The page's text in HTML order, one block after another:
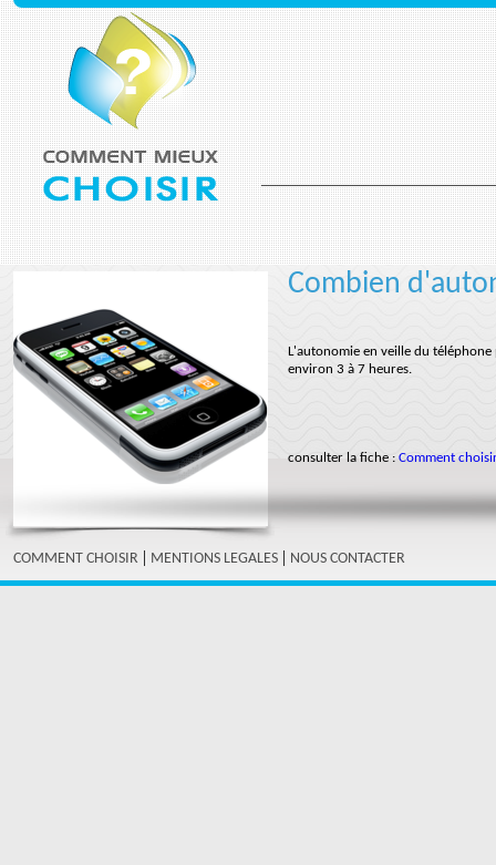
Combien
L'autonomie en veille du
environ 3 à 7 heures.
consulter la fiche : Comment
COMMENT CHOISIR | MENTIONS LEGALES | NOUS CONTACTER